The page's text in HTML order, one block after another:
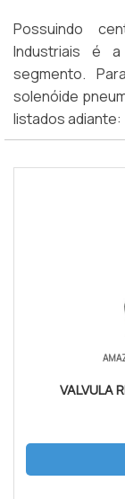
Possuindo
Industriais é
segmento.
solenóide
listados adiante:
VALVULA